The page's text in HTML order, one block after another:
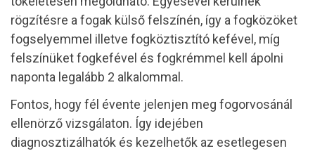
rögzítésre a fogak külső felszínén, így a fogközöket
fogselyemmel illetve fogköztisztító kefével, míg
felszínüket fogkefével és fogkrémmel kell ápolni
naponta legalább 2 alkalommal.
Fontos, hogy fél évente jelenjen meg fogorvosánál
ellenörző vizsgálaton. Így idejében
diagnosztizálhatók és kezelhetők az esetlegesen